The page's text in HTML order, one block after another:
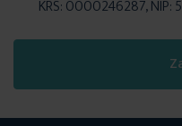
KRS: 0000246287, NIP: